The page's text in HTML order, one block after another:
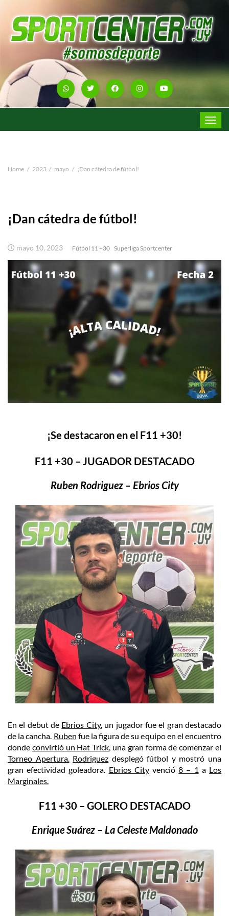
Toggle
Home 2023 mayo ¡Dan cátedra de fútbol!
¡Dan cátedra de fútbol!
mayo 10, 2023 Fútbol 11 +30 Superliga Sportcenter
¡Se destacaron en el F11 +30!
F11 +30 – JUGADOR DESTACADO
Ruben Rodriguez – Ebrios City
En el debut de Ebrios City, un jugador fue el gran destacado
de la cancha. Ruben fue la figura de su equipo en el encuentro
donde convirtió un Hat Trick, una gran forma de comenzar el
Torneo Apertura. Rodriguez desplegó fútbol y mostró una
gran efectividad goleadora. Ebrios Cityvenció8 – 1 a Los
Marginales.
F11 +30 – GOLERO DESTACADO
Enrique Suárez – La Celeste Maldonado